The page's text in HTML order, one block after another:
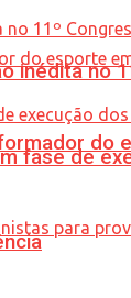
no
fase de